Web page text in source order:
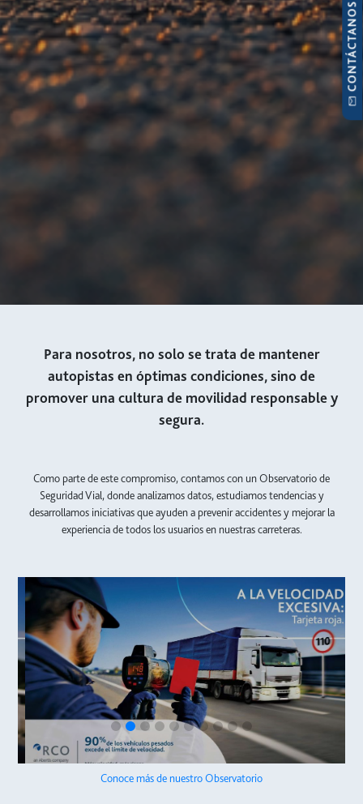
Para nosotros, no solo se trata de mantener
autopistas en óptimas condiciones, sino de
promover una cultura de movilidad responsable y
segura.
Como parte de este compromiso, contamos con un Observatorio de
Seguridad Vial, donde analizamos datos, estudiamos tendencias y
desarrollamos iniciativas que ayuden a prevenir accidentes y mejorar la
experiencia de todos los usuarios en nuestras carreteras.
Conoce más de nuestro Observatorio
CONTÁCTANOS